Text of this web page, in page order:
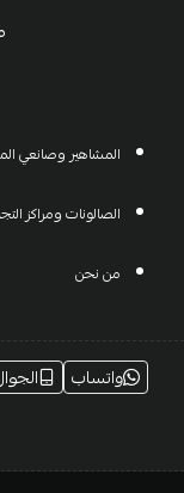
المشاهير وصانعي
الصالونات ومراكز
من نحن
واتساب